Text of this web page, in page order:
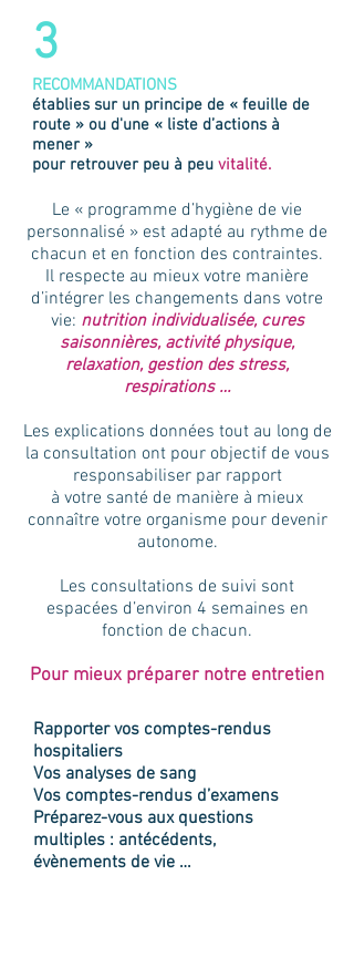
3
RECOMMANDATIONS
établies sur un principe de « feuille de
route » ou d'une « liste d’actions à
mener »
pour retrouver peu à peu vitalité.
Le « programme d’hygiène de vie
personnalisé » est adapté au rythme de
chacun et en fonction des contraintes.
Il respecte au mieux votre manière
d’intégrer les changements dans votre
vie: nutrition individualisée, cures
saisonnières, activité physique,
relaxation, gestion des stress,
respirations …
Les explications données tout au long de
la consultation ont pour objectif de vous
responsabiliser par rapport
à votre santé de manière à mieux
connaître votre organisme pour devenir
autonome.
Les consultations de suivi sont
espacées d’environ 4 semaines en
fonction de chacun.
Pour mieux préparer notre entretien
Rapporter vos comptes-rendus
hospitaliers
Vos analyses de sang
Vos comptes-rendus d’examens
Préparez-vous aux questions
multiples : antécédents,
évènements de vie …